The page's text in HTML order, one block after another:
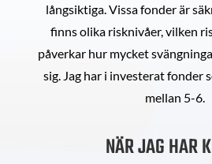
långsiktiga. Vissa fonder är
finns olika risknivåer, vilken
påverkar hur mycket
sig. Jag har i investerat fonder
mellan 5-6.
NÄR JAG HAR